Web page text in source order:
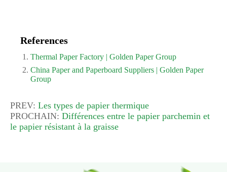
References
Thermal Paper Factory | Golden Paper Group
China Paper and Paperboard Suppliers | Golden Paper
Group
PREV: Les types de papier thermique
PROCHAIN: Différences entre le papier parchemin et
le papier résistant à la graisse